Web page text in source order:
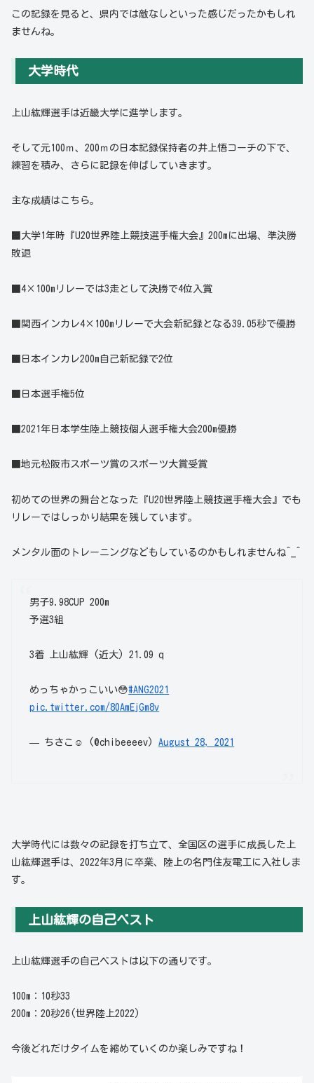
この記録を見ると、県内では敵なしといった感じだったかもしれ
ませんね。
大学時代
上山紘輝選手は近畿大学に進学します。
そして元100ｍ、200ｍの日本記録保持者の井上悟コーチの下で、
練習を積み、さらに記録を伸ばしていきます。
主な成績はこちら。
■大学1年時『U20世界陸上競技選手権大会』200mに出場、準決勝
敗退
■4×100mリレーでは3走として決勝で4位入賞
■関西インカレ4×100mリレーで大会新記録となる39.05秒で優勝
■日本インカレ200m自己新記録で2位
■日本選手権5位
■2021年日本学生陸上競技個人選手権大会200m優勝
■地元松阪市スポーツ賞のスポーツ大賞受賞
初めての世界の舞台となった『U20世界陸上競技選手権大会』でも
リレーではしっかり結果を残しています。
メンタル面のトレーニングなどもしているのかもしれませんね^_^
男子9.98CUP 200m
予選3組
3着 上山紘輝 (近大) 21.09 q
めっちゃかっこいい😳#ANG2021
pic.twitter.com/80AmEjGm8v
— ちさこ☺︎ (@chibeeeev)August 28, 2021
大学時代には数々の記録を打ち立て、全国区の選手に成長した上
山紘輝選手は、2022年3月に卒業、陸上の名門住友電工に入社しま
す。
上山紘輝の自己ベスト
上山紘輝選手の自己ベストは以下の通りです。
100m：10秒33
200m：20秒26(世界陸上2022)
今後どれだけタイムを縮めていくのか楽しみですね！